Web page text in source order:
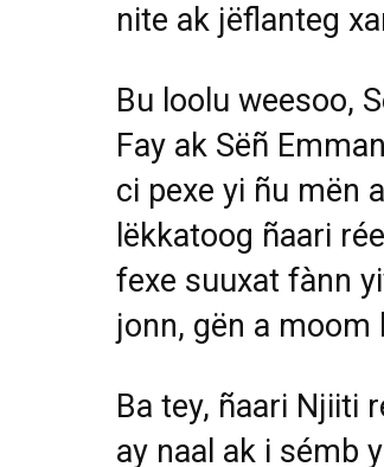
nite ak jëflanteg
Bu loolu weesoo,
Fay ak Sëñ
ci pexe yi ñu mën
lëkkatoog ñaari
fexe suuxat fànn
jonn, gën a moom
Ba tey, ñaari Njiiti
ay naal ak i sémb